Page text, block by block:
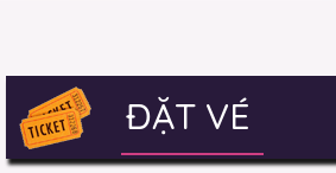
ĐẶT VÉ